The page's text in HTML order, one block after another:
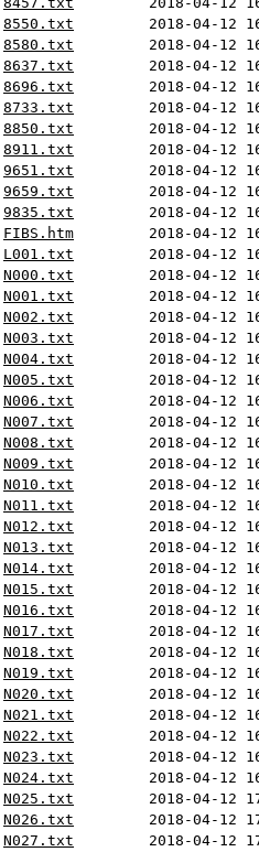
8550.txt
2018-04-12
8580.txt
2018-04-12
8637.txt
2018-04-12
8696.txt
2018-04-12
8733.txt
2018-04-12
8850.txt
2018-04-12
8911.txt
2018-04-12
9651.txt
2018-04-12
9659.txt
2018-04-12
9835.txt
2018-04-12
FIBS.htm
2018-04-12
L001.txt
2018-04-12
N000.txt
2018-04-12
N001.txt
2018-04-12
N002.txt
2018-04-12
N003.txt
2018-04-12
N004.txt
2018-04-12
N005.txt
2018-04-12
N006.txt
2018-04-12
N007.txt
2018-04-12
N008.txt
2018-04-12
N009.txt
2018-04-12
N010.txt
2018-04-12
N011.txt
2018-04-12
N012.txt
2018-04-12
N013.txt
2018-04-12
N014.txt
2018-04-12
N015.txt
2018-04-12
N016.txt
2018-04-12
N017.txt
2018-04-12
N018.txt
2018-04-12
N019.txt
2018-04-12
N020.txt
2018-04-12
N021.txt
2018-04-12
N022.txt
2018-04-12
N023.txt
2018-04-12
N024.txt
2018-04-12
N025.txt
2018-04-12
N026.txt
2018-04-12
N027.txt
2018-04-12